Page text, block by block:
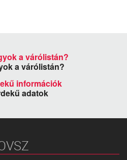
a várólistán?
adatok